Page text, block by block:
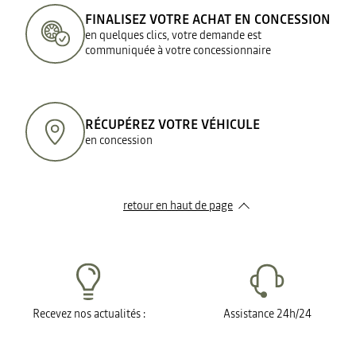
FINALISEZ VOTRE ACHAT EN CONCESSION
en quelques clics, votre demande est
communiquée à votre concessionnaire
RÉCUPÉREZ VOTRE VÉHICULE
en concession
retour en haut de page​
Recevez nos actualités : Assistance 24h/24